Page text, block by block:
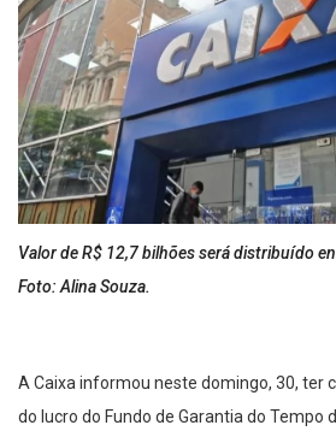
Valor de R$ 12,7 bilhões será distribuído
Foto: Alina Souza.
A Caixa informou neste domingo, 30, ter
do lucro do Fundo de Garantia do Tempo